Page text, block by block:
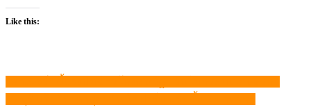
Like this:
แนะแนว